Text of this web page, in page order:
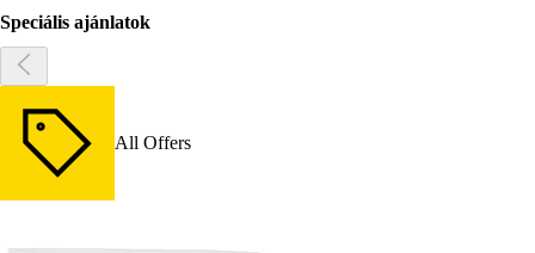
Speciális ajánlatok
All Offers